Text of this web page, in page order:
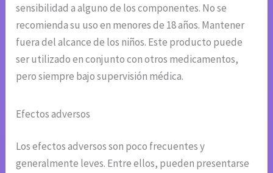
sensibilidad a alguno de los componentes. No se
recomienda su uso en menores de 18 años. Mantener
fuera del alcance de los niños. Este producto puede
ser utilizado en conjunto con otros medicamentos,
pero siempre bajo supervisión médica.
Efectos adversos
Los efectos adversos son poco frecuentes y
generalmente leves. Entre ellos, pueden presentarse